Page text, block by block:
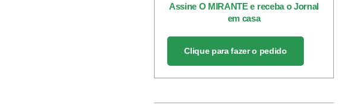
Assine O MIRANTE e receba o Jornal
em casa
Clique para fazer o pedido